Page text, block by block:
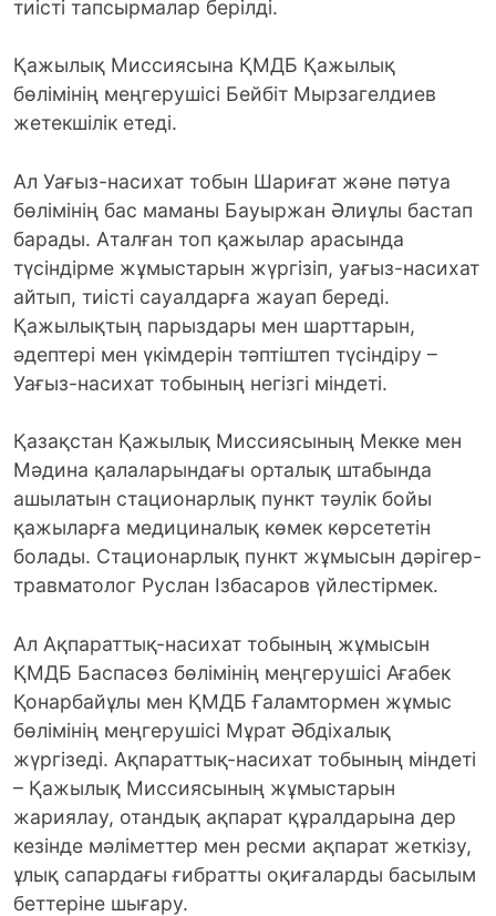
тиісті тапсырмалар берілді.
Қажылық Миссиясына ҚМДБ Қажылық
бөлімінің меңгерушісі Бейбіт Мырзагелдиев
жетекшілік етеді.
Ал Уағыз-насихат тобын Шариғат және пәтуа
бөлімінің бас маманы Бауыржан Әлиұлы бастап
барады. Аталған топ қажылар арасында
түсіндірме жұмыстарын жүргізіп, уағыз-насихат
айтып, тиісті сауалдарға жауап береді.
Қажылықтың парыздары мен шарттарын,
әдептері мен үкімдерін тәптіштеп түсіндіру –
Уағыз-насихат тобының негізгі міндеті.
Қазақстан Қажылық Миссиясының Мекке мен
Мәдина қалаларындағы орталық штабында
ашылатын стационарлық пункт тәулік бойы
қажыларға медициналық көмек көрсететін
болады. Стационарлық пункт жұмысын дәрігер-
травматолог Руслан Ізбасаров үйлестірмек.
Ал Ақпараттық-насихат тобының жұмысын
ҚМДБ Баспасөз бөлімінің меңгерушісі Ағабек
Қонарбайұлы мен ҚМДБ Ғаламтормен жұмыс
бөлімінің меңгерушісі Мұрат Әбдіхалық
жүргізеді. Ақпараттық-насихат тобының міндеті
– Қажылық Миссиясының жұмыстарын
жариялау, отандық ақпарат құралдарына дер
кезінде мәліметтер мен ресми ақпарат жеткізу,
ұлық сапардағы ғибратты оқиғаларды басылым
беттеріне шығару.